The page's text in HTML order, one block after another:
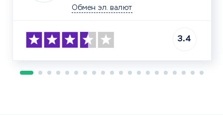
Обмен эл. валют
3.4